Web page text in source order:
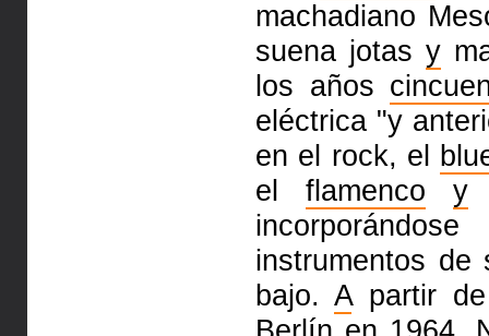
machadiano
suena jotas y
los años
eléctrica "y
en el rock, el
el flamenco y
instrumentos de
bajo.Apartir de